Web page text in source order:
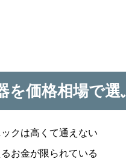
を価格相場で選
クは高くて通えない
お金が限られている